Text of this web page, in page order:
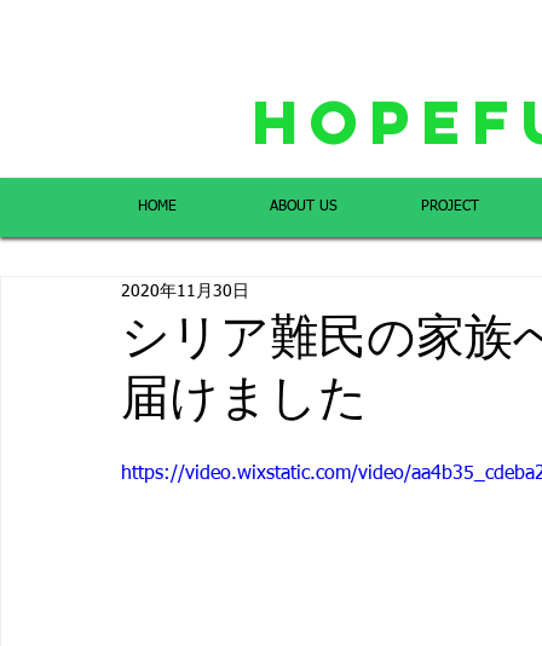
HOME ABOUT US PROJECT
シリア難民の家族
届けました
2020年11月30日
https://video.wixstatic.com/video/